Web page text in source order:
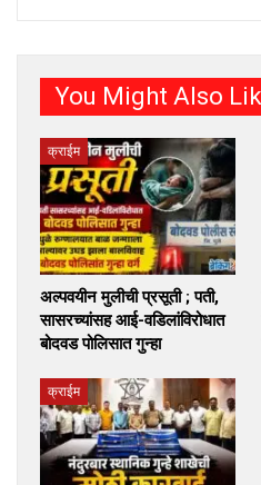
You Might Also
क्राईम
अल्पवयीन मुलीची प्रसूती ; पती,
सासरच्यांसह आई-वडिलांविरोधात
बोदवड पोलिसात गुन्हा
क्राईम